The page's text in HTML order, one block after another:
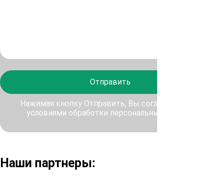
Отправить
Нажимая кнопку Отправить, Вы соглашаетесь с
условиями обработки персональных данных
Наши партнеры: